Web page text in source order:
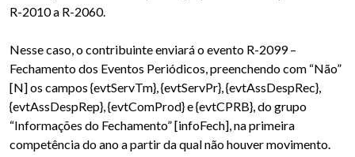
R-2010 a R-2060.
Nesse caso, o contribuinte enviará o evento R-2099 –
Fechamento dos Eventos Periódicos, preenchendo com “Não”
[N] os campos {evtServTm}, {evtServPr}, {evtAssDespRec},
{evtAssDespRep}, {evtComProd} e {evtCPRB}, do grupo
“Informações do Fechamento” [infoFech], na primeira
competência do ano a partir da qual não houver movimento.